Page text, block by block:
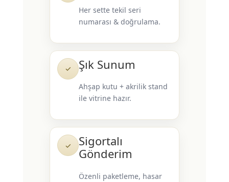
Her sette tekil seri
numarası & doğrulama.
✓ Şık Sunum
Ahşap kutu + akrilik stand
ile vitrine hazır.
✓
Sigortalı
Gönderim
Özenli paketleme, hasar